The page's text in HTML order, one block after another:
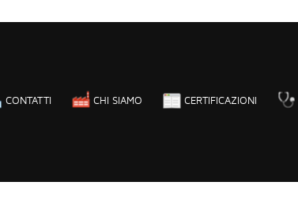
CONTATTI CHI SIAMO CERTIFICAZIONI